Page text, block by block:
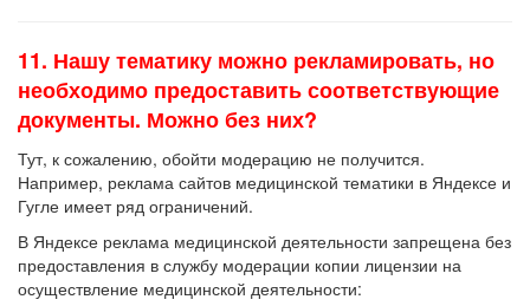
11. Нашу тематику можно рекламировать, но
необходимо предоставить соответствующие
документы. Можно без них?
Тут, к сожалению, обойти модерацию не получится.
Например, реклама сайтов медицинской тематики в Яндексе и
Гугле имеет ряд ограничений.
В Яндексе реклама медицинской деятельности запрещена без
предоставления в службу модерации копии лицензии на
осуществление медицинской деятельности: